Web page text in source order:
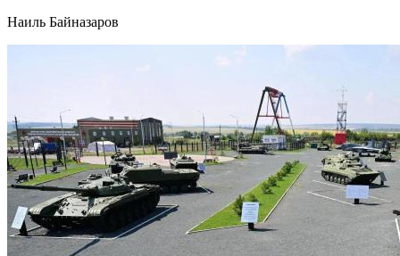
Наиль Байназаров